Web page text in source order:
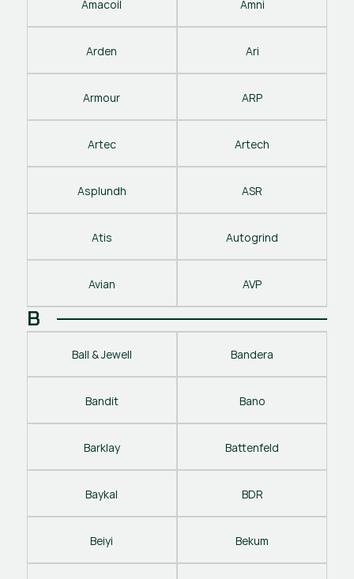
Amacoil Amni
Arden Ari
Armour ARP
Artec Artech
Asplundh ASR
Atis Autogrind
Avian AVP
B
Ball & Jewell Bandera
Bandit Bano
Barklay Battenfeld
Baykal BDR
Beiyi Bekum